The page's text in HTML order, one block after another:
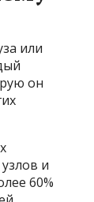
или
он
и
60%